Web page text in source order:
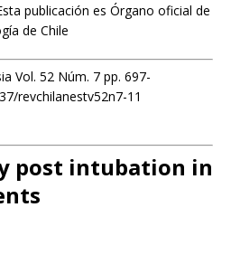
publicación es Órgano oficial de
de Chile
Vol. 52 Núm. 7 pp. 697-
revchilanestv52n7-11
post intubation in